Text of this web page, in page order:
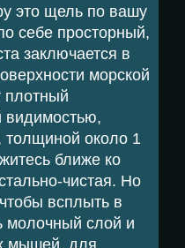
это щель по вашу
себе просторный,
заключается в
морской
плотный
видимостью,
толщиной около 1
ближе ко
чистая. Но
всплыть в
молочный слой и
мышей, для